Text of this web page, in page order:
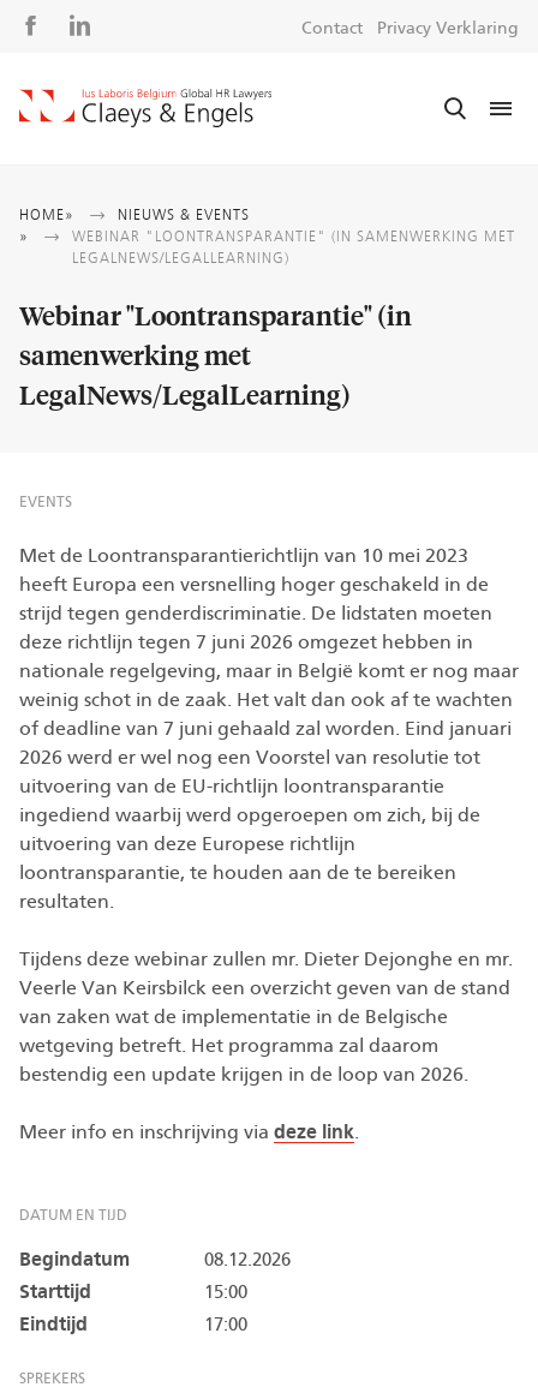
Social
Contact Privacy Verklaring
Kruimelpad
HOME
NIEUWS & EVENTS
WEBINAR "LOONTRANSPARANTIE" (IN SAMENWERKING MET
LEGALNEWS/LEGALLEARNING)
Webinar "Loontransparantie" (in
samenwerking met
LegalNews/LegalLearning)
EVENTS
Met de Loontransparantierichtlijn van 10 mei 2023
heeft Europa een versnelling hoger geschakeld in de
strijd tegen genderdiscriminatie. De lidstaten moeten
deze richtlijn tegen 7 juni 2026 omgezet hebben in
nationale regelgeving, maar in België komt er nog maar
weinig schot in de zaak. Het valt dan ook af te wachten
of deadline van 7 juni gehaald zal worden. Eind januari
2026 werd er wel nog een Voorstel van resolutie tot
uitvoering van de EU-richtlijn loontransparantie
ingediend waarbij werd opgeroepen om zich, bij de
uitvoering van deze Europese richtlijn
loontransparantie, te houden aan de te bereiken
resultaten.
Tijdens deze webinar zullen mr. Dieter Dejonghe en mr.
Veerle Van Keirsbilck een overzicht geven van de stand
van zaken wat de implementatie in de Belgische
wetgeving betreft. Het programma zal daarom
bestendig een update krijgen in de loop van 2026.
Meer info en inschrijving via deze link
DATUM EN TIJD
Begindatum 08.12.2026
Starttijd 15:00
Eindtijd 17:00
SPREKERS